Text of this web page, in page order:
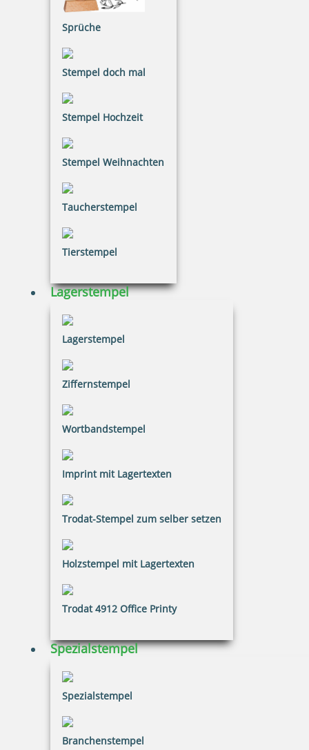
Sprüche
Stempel doch mal
Stempel Hochzeit
Stempel Weihnachten
Taucherstempel
Tierstempel
Lagerstempel
Lagerstempel
Ziffernstempel
Wortbandstempel
Imprint mit Lagertexten
Trodat-Stempel zum selber setzen
Holzstempel mit Lagertexten
Trodat 4912 Office Printy
Spezialstempel
Spezialstempel
Branchenstempel
Jetzt gestalten
Printy 4924 Tauchstempel 09 Taucherstempel Motiv
41,41 €
inkl. 20.00 % Mwst.
Jetzt gestalten
Printy 4924 Tauchstempel 10 Taucherstempel Motiv Neptun
41,41 €
Printy 4923 Tauchstempel 11 Taucherstempel Motiv Pinguin